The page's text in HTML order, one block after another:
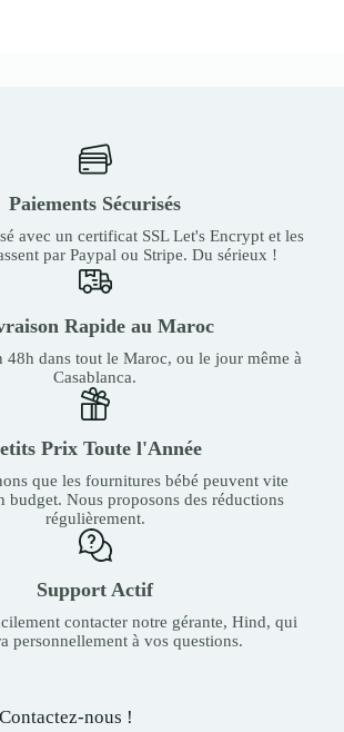
Paiements Sécurisés
avec un certificat SSL Let's Encrypt et les
par Paypal ou Stripe. Du sérieux !
Rapide au Maroc
48h dans tout le Maroc, ou le jour même à
Casablanca.
Prix Toute l'Année
que les fournitures bébé peuvent vite
budget. Nous proposons des réductions
régulièrement.
Support Actif
contacter notre gérante, Hind, qui
personnellement à vos questions.
Contactez-nous !